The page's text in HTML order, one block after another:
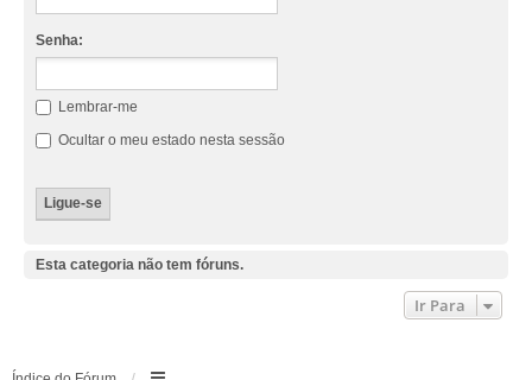
Senha:
Lembrar-me
Ocultar o meu estado nesta sessão
Esta categoria não tem fóruns.
Ir Para